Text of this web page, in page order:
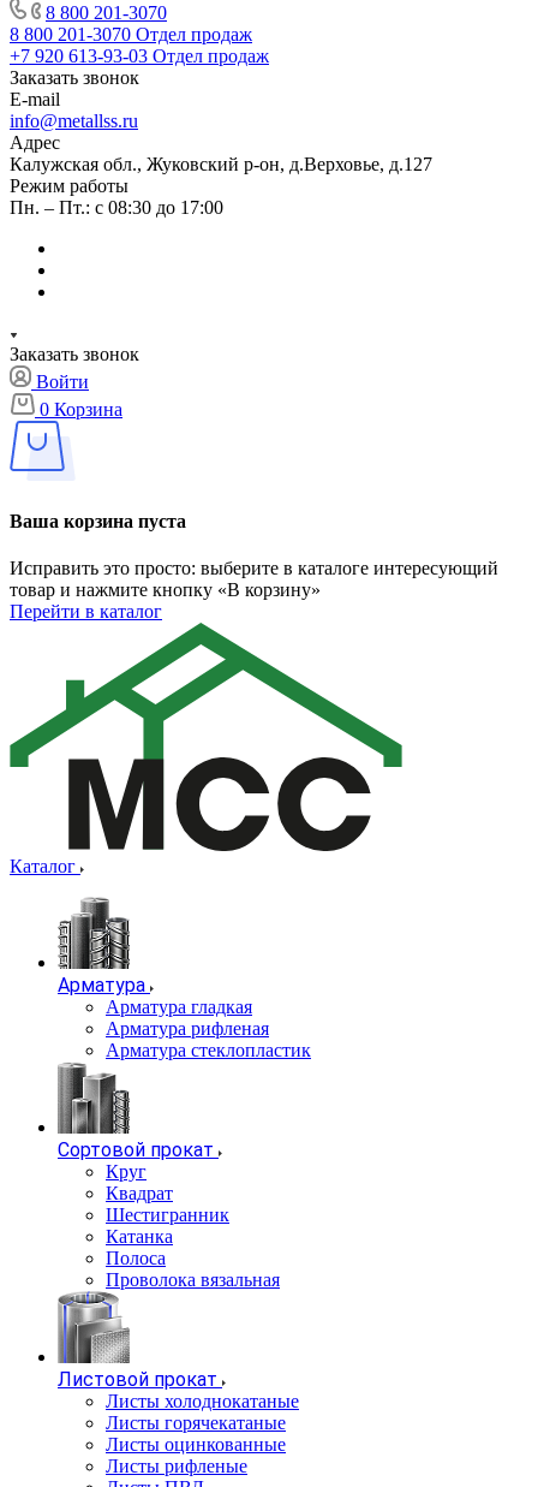
8 800 201-3070
8 800 201-3070 Отдел продаж
+7 920 613-93-03 Отдел продаж
Заказать звонок
E-mail
info@metallss.ru
Адрес
Калужская обл., Жуковский р-он, д.Верховье, д.127
Режим работы
Пн. – Пт.: с 08:30 до 17:00
Заказать звонок
Войти
0 Корзина
Ваша корзина пуста
Исправить это просто: выберите в каталоге интересующий
товар и нажмите кнопку «В корзину»
Перейти в каталог
Каталог
Арматура
Арматура гладкая
Арматура рифленая
Арматура стеклопластик
Сортовой прокат
Круг
Квадрат
Шестигранник
Катанка
Полоса
Проволока вязальная
Листовой прокат
Листы холоднокатаные
Листы горячекатаные
Листы оцинкованные
Листы рифленые